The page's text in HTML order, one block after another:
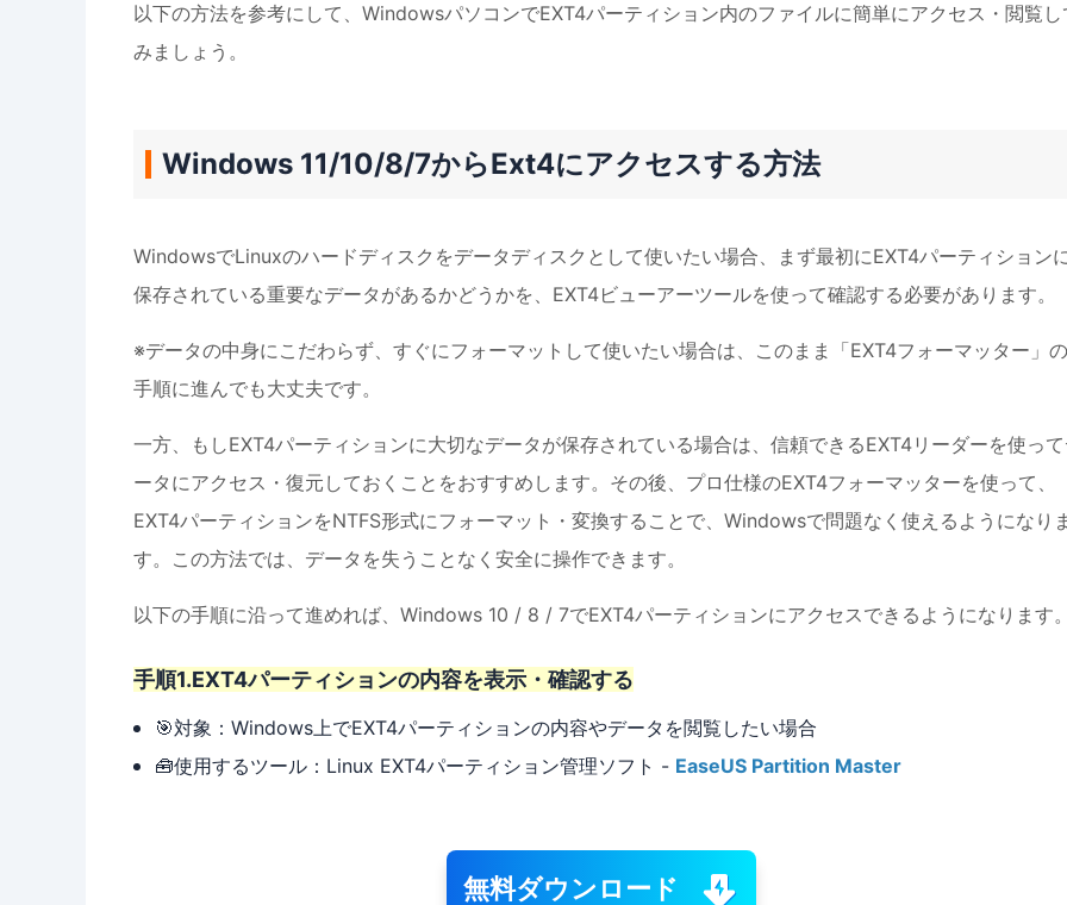
以下の方法を参考にして、WindowsパソコンでEXT4パーティション内のファイルに簡単にアクセス・閲覧し
みましょう。
Windows 11/10/8/7からExt4にアクセスする方法
WindowsでLinuxのハードディスクをデータディスクとして使いたい場合、まず最初にEXT4パーティション
保存されている重要なデータがあるかどうかを、EXT4ビューアーツールを使って確認する必要があります。
※データの中身にこだわらず、すぐにフォーマットして使いたい場合は、このまま「EXT4フォーマッター」の
手順に進んでも大丈夫です。
一方、もしEXT4パーティションに大切なデータが保存されている場合は、信頼できるEXT4リーダーを使っ
ータにアクセス・復元しておくことをおすすめします。その後、プロ仕様のEXT4フォーマッターを使って、
EXT4パーティションをNTFS形式にフォーマット・変換することで、Windowsで問題なく使えるようになり
す。この方法では、データを失うことなく安全に操作できます。
以下の手順に沿って進めれば、Windows 10 / 8 / 7でEXT4パーティションにアクセスできるようになります
手順1.EXT4パーティションの内容を表示・確認する
🎯対象：Windows上でEXT4パーティションの内容やデータを閲覧したい場合
🧰使用するツール：Linux EXT4パーティション管理ソフト - EaseUS Partition Master
無料ダウンロード